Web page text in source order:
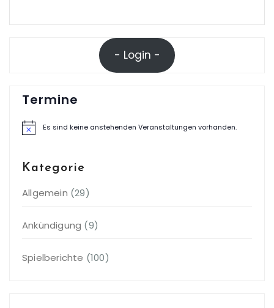
- Login -
Termine
HinweisEs sind keine anstehenden Veranstaltungen vorhanden.
Kategorie
Allgemein (29)
Ankündigung (9)
Spielberichte (100)